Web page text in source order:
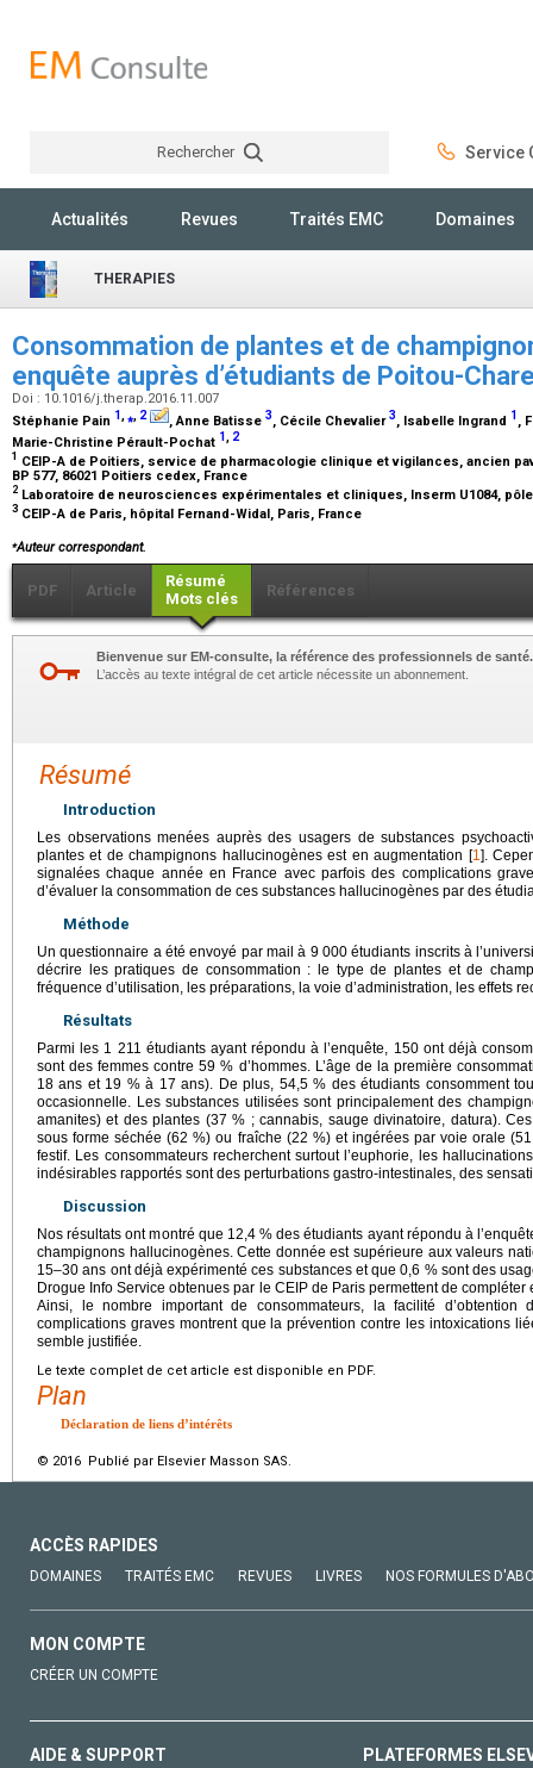
Rechercher Service
Actualités Revues Traités EMC Domaines
THERAPIES
Consommation de plantes et de
enquête auprès d’étudiants de Poitou-
Doi : 10.1016/j.therap.2016.11.007
Stéphanie Pain 1,⁎, 2 , Anne Batisse 3, Cécile Chevalier3, Isabelle Ingrand 1 ,
Marie-Christine Pérault-Pochat 1 2
1 CEIP-A de Poitiers, service de pharmacologie clinique et vigilances, ancien
BP 577, 86021 Poitiers cedex, France
2 Laboratoire de neurosciences expérimentales et cliniques, Inserm U1084,
3 CEIP-A de Paris, hôpital Fernand-Widal, Paris, France
⁎Auteur correspondant.
PDF Article
Résumé
Mots clés
Références
Bienvenue sur EM-consulte, la référence des professionnels de santé.
L’accès au texte intégral de cet article nécessite un abonnement.
Résumé
Introduction
Les observations menées auprès des usagers de substances
plantes et de champignons hallucinogènes est en augmentation [1].
signalées chaque année en France avec parfois des complications
d’évaluer la consommation de ces substances hallucinogènes par des
Méthode
Un questionnaire a été envoyé par mail à 9 000 étudiants inscrits à
décrire les pratiques de consommation : le type de plantes et de
fréquence d’utilisation, les préparations, la voie d’administration, les effets
Résultats
Parmi les 1 211 étudiants ayant répondu à l’enquête, 150 ont déjà
sont des femmes contre 59 % d’hommes. L’âge de la première
18 ans et 19 % à 17 ans). De plus, 54,5 % des étudiants consomment
occasionnelle. Les substances utilisées sont principalement des
amanites) et des plantes (37 % ; cannabis, sauge divinatoire, datura).
sous forme séchée (62 %) ou fraîche (22 %) et ingérées par voie orale
festif. Les consommateurs recherchent surtout l’euphorie, les
indésirables rapportés sont des perturbations gastro-intestinales, des
Discussion
Nos résultats ont montré que 12,4 % des étudiants ayant répondu à
champignons hallucinogènes. Cette donnée est supérieure aux valeurs
15–30 ans ont déjà expérimenté ces substances et que 0,6 % sont des
Drogue Info Service obtenues par le CEIP de Paris permettent de
Ainsi, le nombre important de consommateurs, la facilité
complications graves montrent que la prévention contre les intoxications
semble justifiée.
Le texte complet de cet article est disponible en PDF.
Plan
Déclaration de liens d’intérêts
© 2016 Publié par Elsevier Masson SAS.
ACCÈS RAPIDES
DOMAINES TRAITÉS EMC REVUES LIVRES NOS FORMULES
MON COMPTE
CRÉER UN COMPTE
AIDE & SUPPORT PLATEFORMES